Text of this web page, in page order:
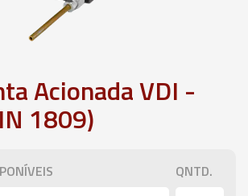
Acionada VDI -
1809)
QNTD.